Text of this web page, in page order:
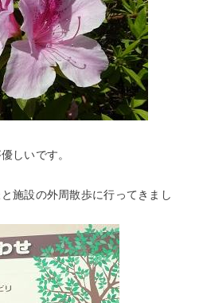
しいです。
施設の外周散歩に行ってきまし